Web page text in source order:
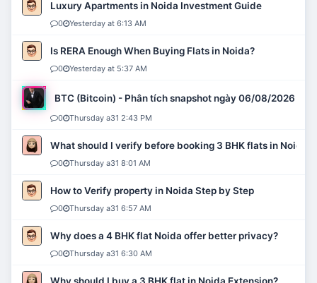
Luxury Apartments in Noida Investment Guide
0 Yesterday at 6:13 AM
Is RERA Enough When Buying Flats in Noida?
0 Yesterday at 5:37 AM
BTC (Bitcoin) - Phân tích snapshot ngày 06/08/2026
0 Thursday a31 2:43 PM
What should I verify before booking 3 BHK flats in Noida?
0 Thursday a31 8:01 AM
How to Verify property in Noida Step by Step
0 Thursday a31 6:57 AM
Why does a 4 BHK flat Noida offer better privacy?
0 Thursday a31 6:30 AM